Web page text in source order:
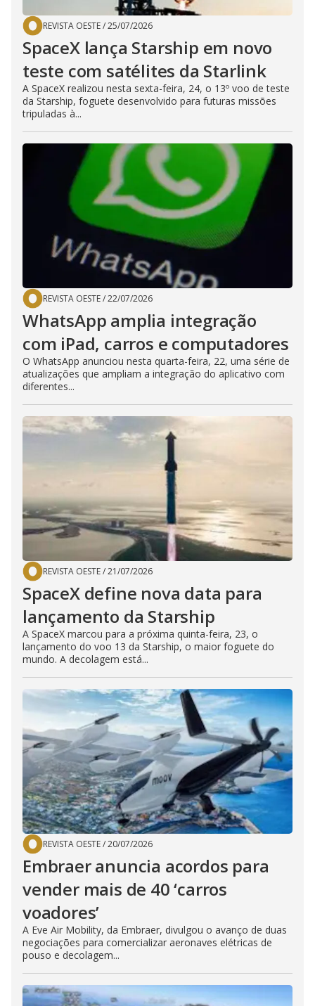
REVISTA OESTE/25/07/2026
SpaceX lança Starship em novo
teste com satélites da Starlink
A SpaceX realizou nesta sexta-feira, 24, o 13º voo de teste
da Starship, foguete desenvolvido para futuras missões
tripuladas à...
REVISTA OESTE/22/07/2026
WhatsApp amplia integração
com iPad, carros e computadores
O WhatsApp anunciou nesta quarta-feira, 22, uma série de
atualizações que ampliam a integração do aplicativo com
diferentes...
REVISTA OESTE/21/07/2026
SpaceX define nova data para
lançamento da Starship
A SpaceX marcou para a próxima quinta-feira, 23, o
lançamento do voo 13 da Starship, o maior foguete do
mundo. A decolagem está...
REVISTA OESTE/20/07/2026
Embraer anuncia acordos para
vender mais de 40 ‘carros
voadores’
A Eve Air Mobility, da Embraer, divulgou o avanço de duas
negociações para comercializar aeronaves elétricas de
pouso e decolagem...